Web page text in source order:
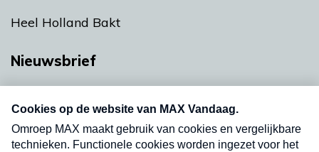
Heel Holland Bakt
Nieuwsbrief
nieuwsbrief. Elke vrijdag- en dinsdagochtend in
uw mailbox.